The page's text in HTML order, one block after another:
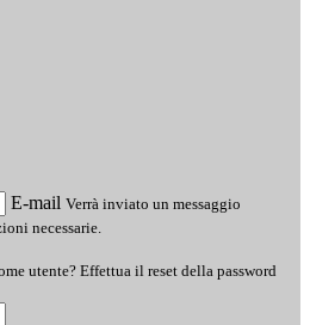
E-mail Verrà inviato un messaggio
necessarie.
utente? Effettua il reset della password